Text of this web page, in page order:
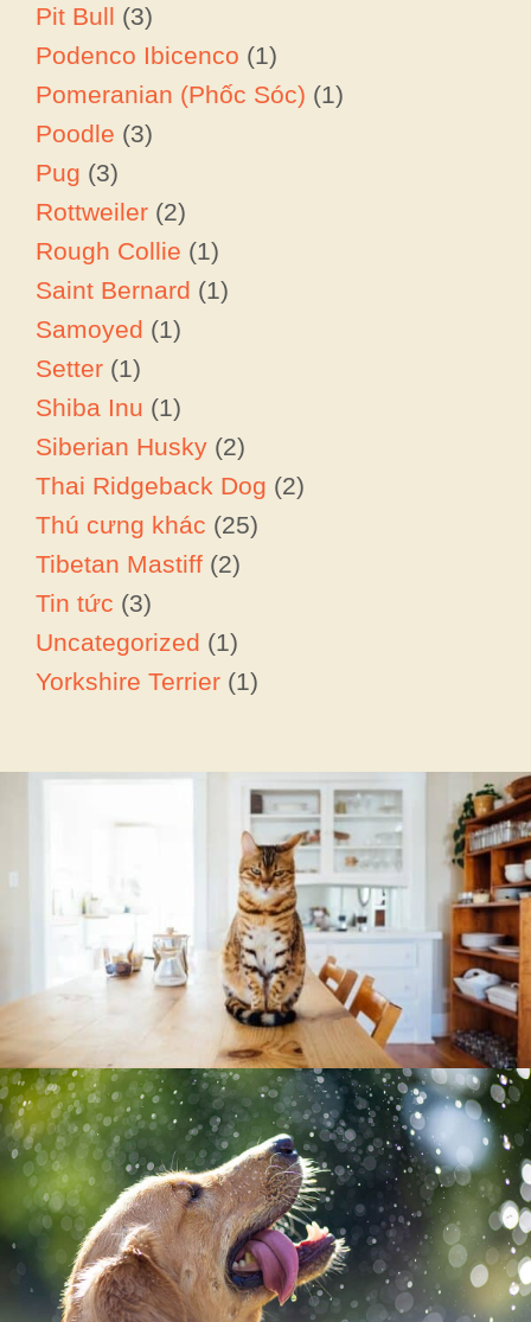
Pit Bull (3)
Podenco Ibicenco (1)
Pomeranian (Phốc Sóc) (1)
Poodle (3)
Pug (3)
Rottweiler (2)
Rough Collie (1)
Saint Bernard (1)
Samoyed (1)
Setter (1)
Shiba Inu (1)
Siberian Husky (2)
Thai Ridgeback Dog (2)
Thú cưng khác (25)
Tibetan Mastiff (2)
Tin tức (3)
Uncategorized (1)
Yorkshire Terrier (1)